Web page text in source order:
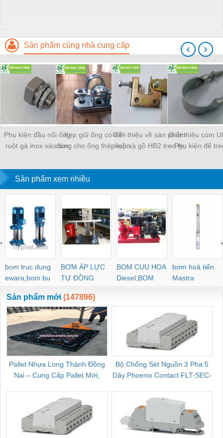
Sản phẩm cùng nhà cung cấp
Phụ kiện đầu nối ống
ruột gà inox vào box
Kẹp giữ ống có đế
dùng cho ống thép luồn
Giới thiệu về sản phẩm
kẹp xà gồ HB2 treo ty
Giới thiệu cùm
- Phụ kiện để
‹ ›
Sản phẩm xem nhiều
bom truc dung
ewara,bom bu
ewara
BƠM ÁP LỰC
TỰ ĐỘNG
BOM CUU HOA
Diesel,BOM
CHUA CHAY
bơm hoả tiển
Mastra
‹ ›
Sản phẩm mới (147896)
Pallet Nhựa Long Thành Đồng
Nai – Cung Cấp Pallet Mới,
Bộ Chống Sét Nguồn 3 Pha 5
Dây Phoenix Contact FLT-SEC-